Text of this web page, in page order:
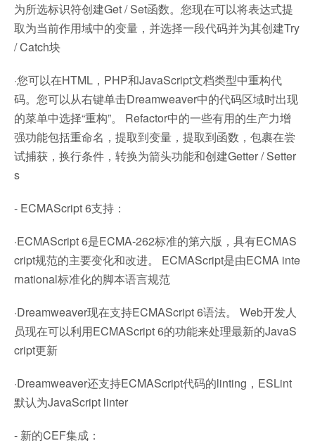
为所选标识符创建Get / Set函数。您现在可以将表达式提
取为当前作用域中的变量，并选择一段代码并为其创建Try
/ Catch块
·您可以在HTML，PHP和JavaScript文档类型中重构代
码。您可以从右键单击Dreamweaver中的代码区域时出现
的菜单中选择“重构”。 Refactor中的一些有用的生产力增
强功能包括重命名，提取到变量，提取到函数，包裹在尝
试捕获，换行条件，转换为箭头功能和创建Getter / Setter
s
- ECMAScript 6支持：
·ECMAScript 6是ECMA-262标准的第六版，具有ECMAS
cript规范的主要变化和改进。 ECMAScript是由ECMA inte
rnational标准化的脚本语言规范
·Dreamweaver现在支持ECMAScript 6语法。 Web开发人
员现在可以利用ECMAScript 6的功能来处理最新的JavaS
cript更新
·Dreamweaver还支持ECMAScript代码的linting，ESLint
默认为JavaScript linter
- 新的CEF集成：